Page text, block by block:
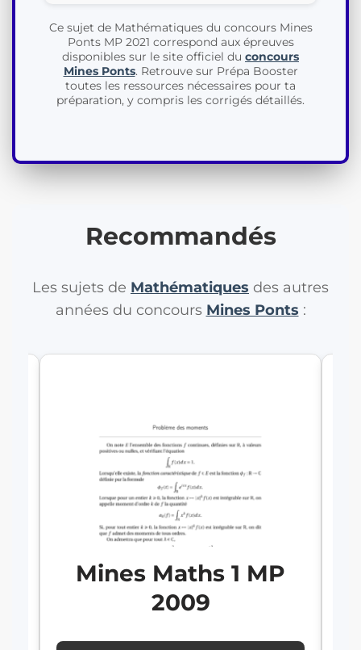
Ce sujet de Mathématiques du concours Mines
Ponts MP 2021 correspond aux épreuves
disponibles sur le site officiel du concours
Mines Ponts. Retrouve sur Prépa Booster
toutes les ressources nécessaires pour ta
préparation, y compris les corrigés détaillés.
Recommandés
Les sujets de Mathématiques des autres
années du concours Mines Ponts :
Mines Maths 1 MP
2009